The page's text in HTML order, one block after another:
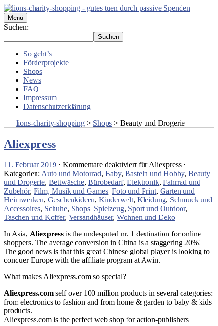
Menü
Suchen:
So geht’s
Förderprojekte
Shops
News
FAQ
Impressum
Datenschutzerklärung
lions-charity-shopping > Shops > Beauty und Drogerie
Aliexpress
11. Februar 2019 · Kommentare deaktiviert für Aliexpress ·
Kategorien: Auto und Motorrad, Baby, Basteln und Hobby, Beauty
und Drogerie, Bettwäsche, Bürobedarf, Elektronik, Fahrrad und
Zubehör, Film, Musik und Games, Foto und Print, Garten und
Heimwerken, Geschenkideen, Kinderwelt, Kleidung, Schmuck und
Accessoires, Schuhe, Shops, Spielzeug, Sport und Outdoor,
Taschen und Koffer, Versandhäuser, Wohnen und Deko
In Asia, Aliexpress is the undesputed nr. 1 destination for online
shoppers. The average conversion in China is a staggering 20%!
The good news is that this great Chinese global player is looking to
conquer Europe with the affiliate program at Awin.
What makes Aliexpress.com so special?
Aliexpress.com self over 100 million products in several categories:
from electronics to fashion and from home & garden to baby & kids
products.
Aliexpress.com is the perfect web shop for action-publishers